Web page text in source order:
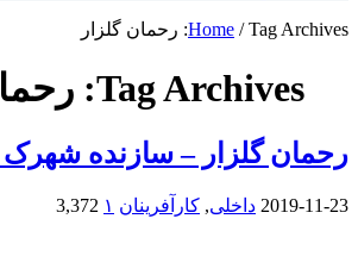
Home / Tag Archives: رحمان گلزار
Tag Archives:
رحمان گلزار – سازنده شهرک
2019-11-23 داخلی, کارآفرینان ۱ 3,372